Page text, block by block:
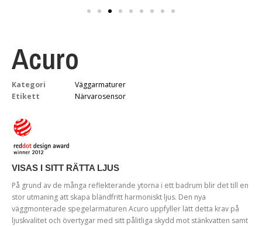
Acuro
Kategori
Väggarmaturer
Etikett
Närvarosensor
VISAS I SITT RÄTTA LJUS
På grund av de många reflekterande ytorna i ett badrum blir det till en
stor utmaning att skapa bländfritt harmoniskt ljus. Den nya
väggmonterade spegelarmaturen Acuro uppfyller lätt detta krav på
ljuskvalitet och övertygar med sitt pålitliga skydd mot stänkvatten samt